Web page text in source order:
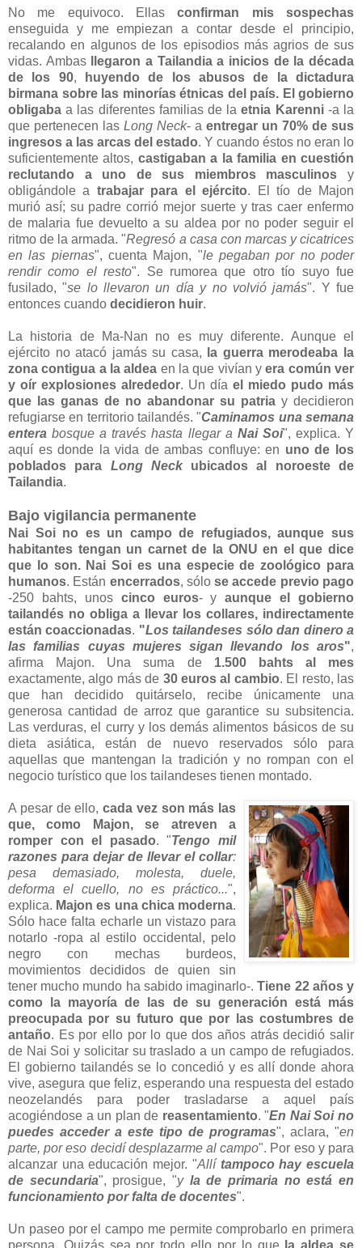
No me equivoco. Ellasconfirman mis sospechas
enseguida y me empiezan a contar desde el principio,
recalando en algunos de los episodios más agrios de sus
vidas. Ambas
llegaron a Tailandia a inicios de la década
de los 90,
huyendo de los abusos de la dictadura
birmana sobre las minorías étnicas del país. El gobierno
obligaba a las diferentes familias de laetnia Karenni-a la
que pertenecen las Long Neck- a entregar un 70% de sus
ingresos a las arcas del estado. Y cuando éstos no eran lo
suficientemente altos, castigaban a la familia en cuestión
reclutando a uno de sus miembros masculinos y
obligándole a trabajar para el ejército. El tío de Majon
murió así; su padre corrió mejor suerte y tras caer enfermo
de malaria fue devuelto a su aldea por no poder seguir el
ritmo de la armada. "Regresó a casa con marcas y cicatrices
en las piernas", cuenta Majon, "le pegaban por no poder
rendir como el resto". Se rumorea que otro tío suyo fue
fusilado, "se lo llevaron un día y no volvió jamás". Y fue
entonces cuando decidieron huir.
La historia de Ma-Nan no es muy diferente. Aunque el
ejército no atacó jamás su casa,
la guerra merodeaba la
zona contigua a la aldea en la que vivían yera común ver
y oír explosiones alrededor. Un día el miedo pudo más
que las ganas de no abandonar su patria y decidieron
refugiarse en territorio tailandés. "Caminamos una semana
entera bosque a través hasta llegar a Nai Soi", explica. Y
aquí es donde la vida de ambas confluye: en uno de los
poblados para Long Neckubicados al noroeste de
Tailandia.
Bajo vigilancia permanente
Nai Soi no es un campo de refugiados, aunque sus
habitantes tengan un carnet de la ONU en el que dice
que lo son. Nai Soi es una especie de zoológico para
humanos. Están encerrados, sólose accede previo pago
-250 bahts, unos cinco euros- yaunque el gobierno
tailandés no obliga a llevar los collares, indirectamente
están coaccionadas. "Los tailandeses sólo dan dinero a
las familias cuyas mujeres sigan llevando los aros",
afirma Majon. Una suma de 1.500 bahts al mes
exactamente, algo más de 30 euros al cambio. El resto, las
que han decidido quitárselo, recibe únicamente una
generosa cantidad de arroz que garantice su subsitencia.
Las verduras, el curry y los demás alimentos básicos de su
dieta asiática, están de nuevo reservados sólo para
aquellas que mantengan la tradición y no rompan con el
negocio turístico que los tailandeses tienen montado.
A pesar de ello, cada vez son más las
que, como Majon, se atreven a
romper con el pasado. "Tengo mil
razones para dejar de llevar el collar:
pesa demasiado, molesta, duele,
deforma el cuello, no es práctico...",
explica. Majon es una chica moderna.
Sólo hace falta echarle un vistazo para
notarlo -ropa al estilo occidental, pelo
negro con mechas burdeos,
movimientos decididos de quien sin
tener mucho mundo ha sabido imaginarlo-.Tiene 22 años y
como la mayoría de las de su generación está más
preocupada por su futuro que por las costumbres de
antaño. Es por ello por lo que dos años atrás decidió salir
de Nai Soi y solicitar su traslado a un campo de refugiados.
El gobierno tailandés se lo concedió y es allí donde ahora
vive, asegura que feliz, esperando una respuesta del estado
neozelandés para poder trasladarse a aquel país
acogiéndose a un plan de reasentamiento. "En Nai Soi no
puedes acceder a este tipo de programas", aclara, "en
parte, por eso decidí desplazarme al campo". Por eso y para
alcanzar una educación mejor. "Allí tampoco hay escuela
de secundaria", prosigue, "y la de primaria no está en
funcionamiento por falta de docentes".
Un paseo por el campo me permite comprobarlo en primera
persona. Quizás sea por todo ello por lo que la aldea se